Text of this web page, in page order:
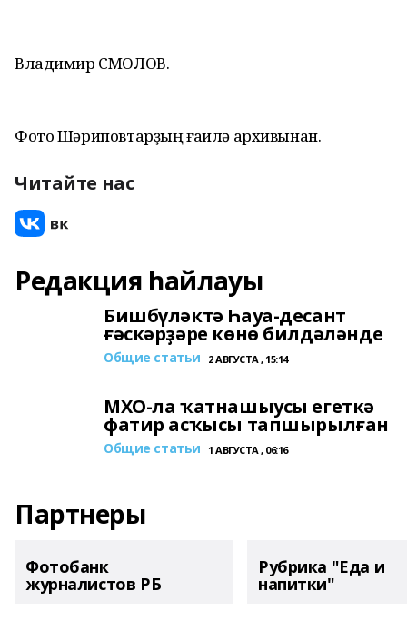
Владимир СМОЛОВ.
Фото Шәриповтарҙың ғаилә архивынан.
Читайте нас
Редакция һайлауы
Бишбүләктә Һауа-десант
ғәскәрҙәре көнө билдәләнде
Общие статьи 2 АВГУСТА , 15:14
МХО-ла ҡатнашыусы егеткә
фатир асҡысы тапшырылған
Общие статьи 1 АВГУСТА , 06:16
Партнеры
Фотобанк
журналистов РБ
Рубрика "Еда и
напитки"